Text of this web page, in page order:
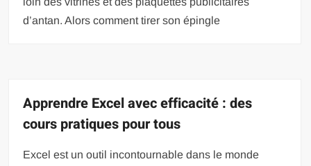
d’antan. Alors comment tirer son épingle
Apprendre Excel avec efficacité : des
cours pratiques pour tous
Excel est un outil incontournable dans le monde